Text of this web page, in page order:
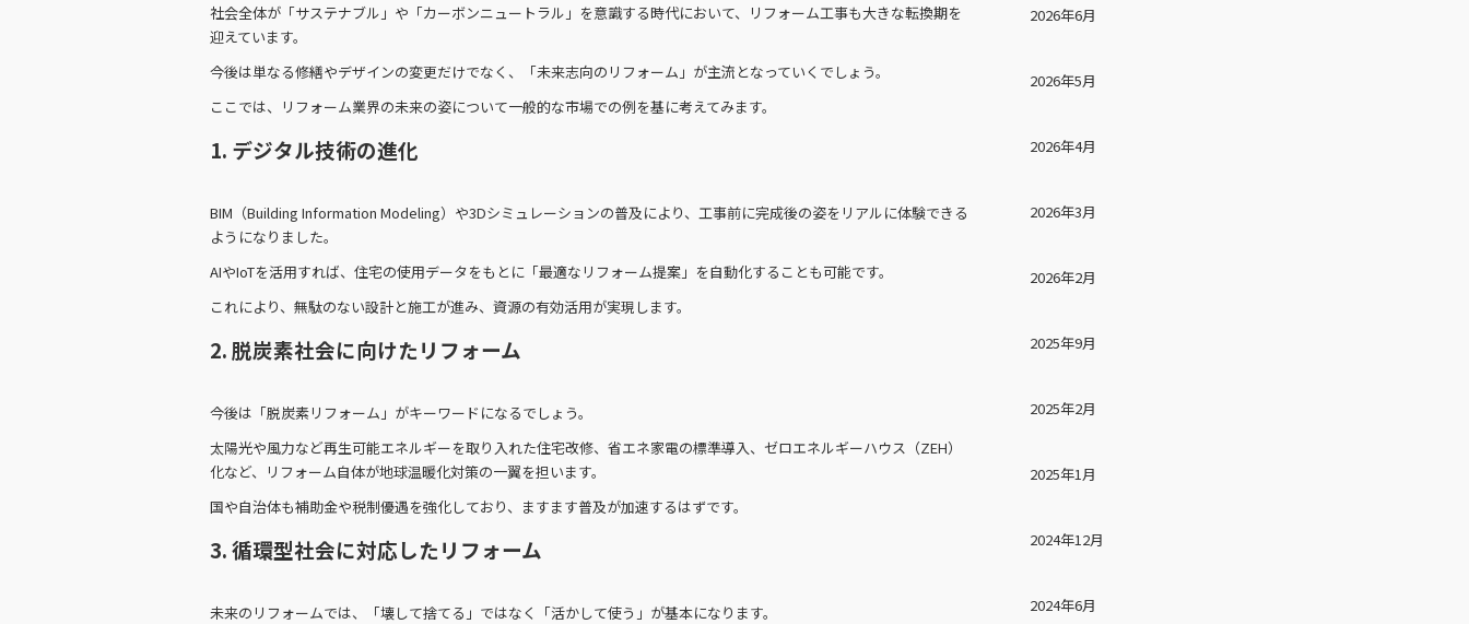
社会全体が「サステナブル」や「カーボンニュートラル」を意識する時代において、リフォーム工事も大きな転換期を
迎えています。
今後は単なる修繕やデザインの変更だけでなく、「未来志向のリフォーム」が主流となっていくでしょう。
ここでは、リフォーム業界の未来の姿について一般的な市場での例を基に考えてみます。
1. デジタル技術の進化
BIM（Building Information Modeling）や3Dシミュレーションの普及により、工事前に完成後の姿をリアルに体験できる
ようになりました。
AIやIoTを活用すれば、住宅の使用データをもとに「最適なリフォーム提案」を自動化することも可能です。
これにより、無駄のない設計と施工が進み、資源の有効活用が実現します。
2. 脱炭素社会に向けたリフォーム
今後は「脱炭素リフォーム」がキーワードになるでしょう。
太陽光や風力など再生可能エネルギーを取り入れた住宅改修、省エネ家電の標準導入、ゼロエネルギーハウス（ZEH）
化など、リフォーム自体が地球温暖化対策の一翼を担います。
国や自治体も補助金や税制優遇を強化しており、ますます普及が加速するはずです。
3. 循環型社会に対応したリフォーム
未来のリフォームでは、「壊して捨てる」ではなく「活かして使う」が基本になります。
2026年6月
2026年5月
2026年4月
2026年3月
2026年2月
2025年9月
2025年2月
2025年1月
2024年12月
2024年6月